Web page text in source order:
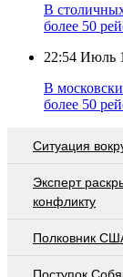
В
более 50
22:54 Июль
В
более 50
Ситуация
Эксперт
конфликту
Полковник
Поступок